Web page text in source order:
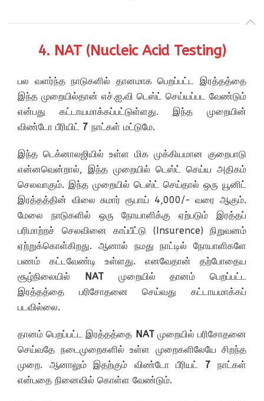
4. NAT (Nucleic Acid Testing)
பல வளர்ந்த நாடுகளில் தானமாக பெறப்பட்ட இரத்தத்தை
இந்த முறையில்தான் எச்.ஐ.வி டெஸ்ட் செய்யப்பட வேண்டும்
என்பது கட்டாயமாக்கப்பட்டுள்ளது. இந்த முறையின்
விண்டோ பீரியிட் 7 நாட்கள் மட்டுமே.
இந்த டெக்னாலஜியில் உள்ள மிக முக்கியமான குறைபாடு
என்னவென்றால், இந்த முறையில் டெஸ்ட் செய்ய அதிகம்
செலவாகும். இந்த முறையில் டெஸ்ட் செய்தால் ஒரு யூனிட்
இரத்தத்தின் விலை சுமார் ரூபாய் 4,000/- வரை ஆகும்.
மேலை நாடுகளில் ஒரு நோயாளிக்கு ஏற்படும் இரத்தப்
பரிமாற்றச் செலவினை காப்பீட்டு (Insurence) நிறுவனம்
ஏற்றுக்கொள்கிறது. ஆனால் நமது நாட்டில் நோயாளிகளே
பணம் கட்டவேண்டி உள்ளது. எனவேதான் தற்போதைய
சூழ்நிலையில்
NAT முறையில் தானம் பெறப்பட்ட
இரத்தத்தை பரிசோதனை செய்வது கட்டாயமாக்கப்
படவில்லை.
தானம் பெறப்பட்ட இரத்தத்தை NAT முறையில் பரிசோதனை
செய்வதே நடைமுறைகளில் உள்ள முறைகளிலேயே சிறந்த
முறை. ஆனாலும் இதற்கும் விண்டோ பீரியட் 7 நாட்கள்
என்பதை நினைவில் கொள்ள வேண்டும்.